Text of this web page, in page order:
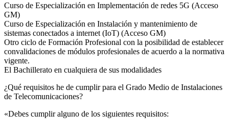
Curso de Especialización en Implementación de redes 5G (Acceso
GM)
Curso de Especialización en Instalación y mantenimiento de
sistemas conectados a internet (IoT) (Acceso GM)
Otro ciclo de Formación Profesional con la posibilidad de establecer
convalidaciones de módulos profesionales de acuerdo a la normativa
vigente.
El Bachillerato en cualquiera de sus modalidades
¿Qué requisitos he de cumplir para el Grado Medio de Instalaciones
de Telecomunicaciones?
«Debes cumplir alguno de los siguientes requisitos: